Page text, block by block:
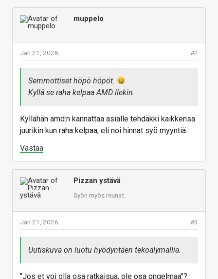
muppelo
#2
Jan 21, 2026
Semmottiset höpö höpöt.
Kyllä se raha kelpaa AMD:llekin.
Kyllähän amd:n kannattaa asialle tehdäkki kaikkensa
juurikin kun raha kelpaa, eli noi hinnat syö myyntiä.
Vastaa
Pizzan ystävä
Syön myös reunat.
#3
Jan 21, 2026
Uutiskuva on luotu hyödyntäen tekoälymallia.
"Jos et voi olla osa ratkaisua, ole osa ongelmaa"?